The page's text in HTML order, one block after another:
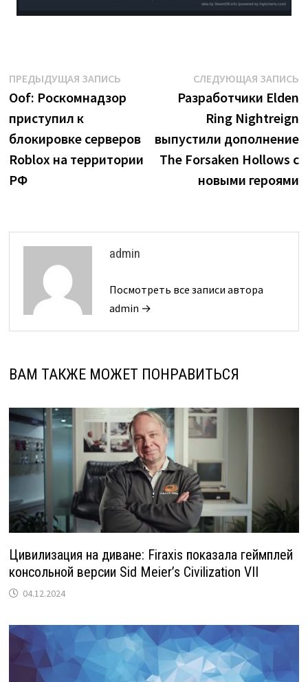
Навигация
по
записям
ПРЕДЫДУЩАЯ ЗАПИСЬПредыдущая
запись:
Oof: Роскомнадзор
приступил к
блокировке серверов
Roblox на территории
РФ
СЛЕДУЮЩАЯ ЗАПИСЬ
Разработчики Elden
Ring Nightreign
выпустили дополнение
The Forsaken Hollows с
новыми героями
admin
Посмотреть все записи автора
admin →
ВАМ ТАКЖЕ МОЖЕТ ПОНРАВИТЬСЯ
Цивилизация на диване: Firaxis показала геймплей
консольной версии Sid Meier’s Civilization VII
04.12.2024